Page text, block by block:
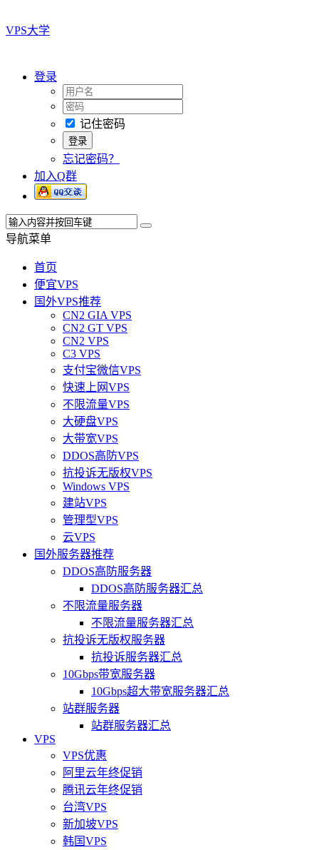
VPS大学
登录
记住密码
忘记密码？
加入Q群
导航菜单
首页
便宜VPS
国外VPS推荐
CN2 GIA VPS
CN2 GT VPS
CN2 VPS
C3 VPS
支付宝微信VPS
快速上网VPS
不限流量VPS
大硬盘VPS
大带宽VPS
DDOS高防VPS
抗投诉无版权VPS
Windows VPS
建站VPS
管理型VPS
云VPS
国外服务器推荐
DDOS高防服务器
DDOS高防服务器汇总
不限流量服务器
不限流量服务器汇总
抗投诉无版权服务器
抗投诉服务器汇总
10Gbps带宽服务器
10Gbps超大带宽服务器汇总
站群服务器
站群服务器汇总
VPS
VPS优惠
阿里云年终促销
腾讯云年终促销
台湾VPS
新加坡VPS
韩国VPS